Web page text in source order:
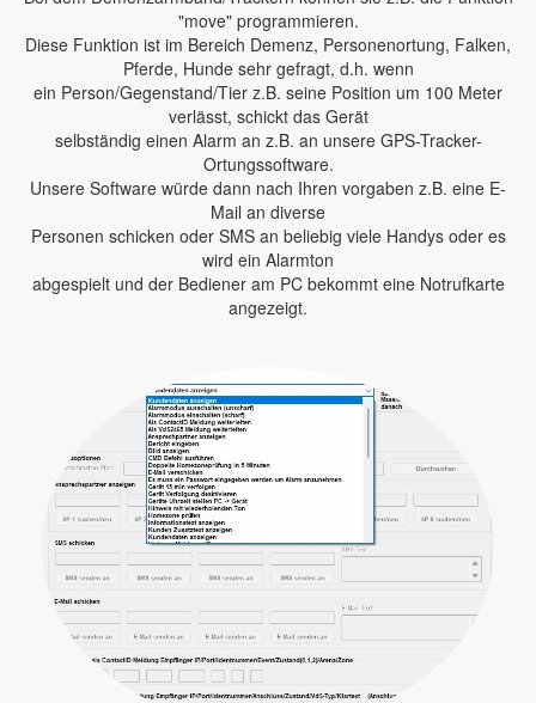
"move" programmieren.
Diese Funktion ist im Bereich Demenz, Personenortung, Falken,
Pferde, Hunde sehr gefragt, d.h. wenn
ein Person/Gegenstand/Tier z.B. seine Position um 100 Meter
verlässt, schickt das Gerät
selbständig einen Alarm an z.B. an unsere GPS-Tracker-
Ortungssoftware.
Unsere Software würde dann nach Ihren vorgaben z.B. eine E-
Mail an diverse
Personen schicken oder SMS an beliebig viele Handys oder es
wird ein Alarmton
abgespielt und der Bediener am PC bekommt eine Notrufkarte
angezeigt.